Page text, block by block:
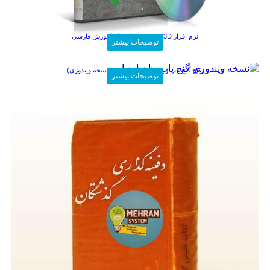
نرم افزار Visualizer 3D بهمراه آموزش فارسی 370,000 تومان
توضیحات بیشتر
پکیج گنج یاب و فلزیاب ماهواره ای (نسخه ویندوزی)
500,000 تومان
توضیحات بیشتر